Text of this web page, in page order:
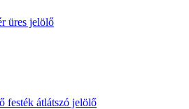
üres jelölő
festék átlátszó jelölő